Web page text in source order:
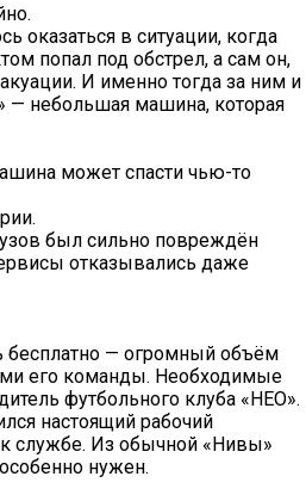
оказаться в ситуации, когда
попал под обстрел, а сам он,
И именно тогда за ним и
— небольшая машина, которая
может спасти чью-то
был сильно повреждён
отказывались даже
бесплатно — огромный объём
его команды. Необходимые
футбольного клуба «НЕО».
настоящий рабочий
службе. Из обычной «Нивы»
нужен.